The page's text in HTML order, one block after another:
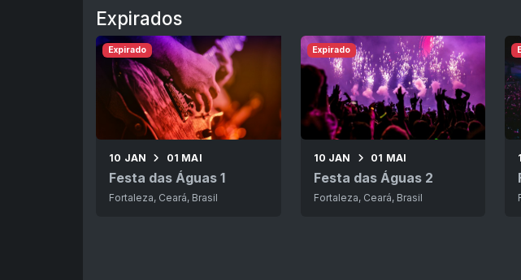
Expirados
10 JAN 01 MAI
Festa das Águas 1
Fortaleza, Ceará, Brasil
Expirado
10 JAN 01 MAI
Festa das Águas 2
Fortaleza, Ceará, Brasil
Expirado